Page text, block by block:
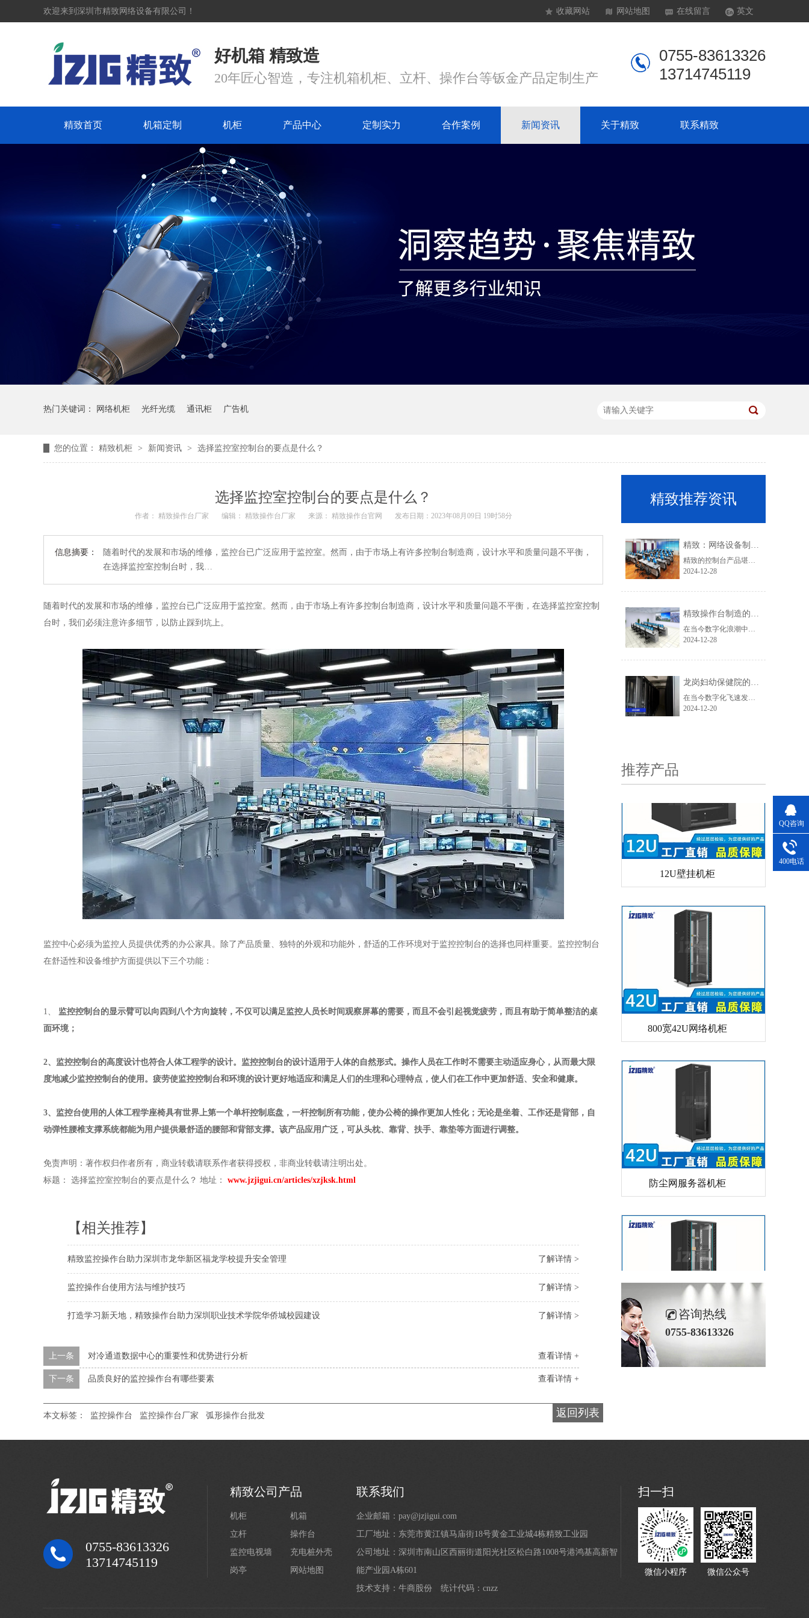
收藏网站 网站地图 在线留言 英文
欢迎来到深圳市精致网络设备有限公司！
好机箱 精致造
20年匠心智造，专注机箱机柜、立杆、操作台等钣金产品定制生产
0755-83613326
13714745119
精致首页 机箱定制 机柜 产品中心 定制实力 合作案例 新闻资讯 关于精致 联系精致
热门关键词： 网络机柜 光纤光缆 通讯柜 广告机
您的位置： 精致机柜 > 新闻资讯 > 选择监控室控制台的要点是什么？
选择监控室控制台的要点是什么？
作者： 精致操作台厂家 编辑： 精致操作台厂家 来源： 精致操作台官网 发布日期：2023年08月09日 19时58分
信息摘要：
随着时代的发展和市场的维修，监控台已广泛应用于监控室。然而，由于市场上有许多控制台制造商，设计水平和质量问题不平衡，
在选择监控室控制台时，我…
随着时代的发展和市场的维修，监控台已广泛应用于监控室。然而，由于市场上有许多控制台制造商，设计水平和质量问题不平衡，在选择监控室控制
台时，我们必须注意许多细节，以防止踩到坑上。
监控中心必须为监控人员提供优秀的办公家具。除了产品质量、独特的外观和功能外，舒适的工作环境对于监控控制台的选择也同样重要。监控控制台
在舒适性和设备维护方面提供以下三个功能：
1、 监控控制台的显示臂可以向四到八个方向旋转，不仅可以满足监控人员长时间观察屏幕的需要，而且不会引起视觉疲劳，而且有助于简单整洁的桌
面环境；
2、监控控制台的高度设计也符合人体工程学的设计。监控控制台的设计适用于人体的自然形式。操作人员在工作时不需要主动适应身心，从而最大限
度地减少监控控制台的使用。疲劳使监控控制台和环境的设计更好地适应和满足人们的生理和心理特点，使人们在工作中更加舒适、安全和健康。
3、监控台使用的人体工程学座椅具有世界上第一个单杆控制底盘，一杆控制所有功能，使办公椅的操作更加人性化；无论是坐着、工作还是背部，自
动弹性腰椎支撑系统都能为用户提供最舒适的腰部和背部支撑。该产品应用广泛，可从头枕、靠背、扶手、靠垫等方面进行调整。
免责声明：著作权归作者所有，商业转载请联系作者获得授权，非商业转载请注明出处。
标题： 选择监控室控制台的要点是什么？ 地址： www.jzjigui.cn/articles/xzjksk.html
【相关推荐】
精致监控操作台助力深圳市龙华新区福龙学校提升安全管理 了解详情 >
监控操作台使用方法与维护技巧 了解详情 >
打造学习新天地，精致操作台助力深圳职业技术学院华侨城校园建设 了解详情 >
查看详情 +
上一条 对冷通道数据中心的重要性和优势进行分析
查看详情 +
下一条 品质良好的监控操作台有哪些要素
返回列表
本文标签： 监控操作台 监控操作台厂家 弧形操作台批发
精致推荐资讯
精致：网络设备制造领域的璀璨之星
精致的控制台产品堪称一绝，它基于安全与实用的理念，巧妙融入现代科技元素和人体工程学原理，打造出集舒适、美观与强大功能于一体的优质产品。其环保高性能的选材，使其在航空、通讯、交通等众多关键领域的指挥中心得以广泛应用，并且凭借独特的设计优势成功获得国家专利，推出的一系列原创操作台款式满足了客户的个性化需求。
2024-12-28
精致操作台制造的卓越典范
在当今数字化浪潮中，网络设备的质量与性能至关重要。深圳市精致网络设备有限公司作为行业翘楚，凭借其精湛工艺和创新精神脱颖而出。
2024-12-28
龙岗妇幼保健院的 “制冷卫士”：精致冷通道
在当今数字化飞速发展的时代，网络设备的存储与管理至关重要，而一款优质的网络机柜则成为众多企业与机构的核心需求。此次出货的7035白色款网络机柜，以其独特的魅力与卓越的性能脱颖而出。
2024-12-20
推荐产品
视频门禁控制箱
6U挂墙式机柜
黑色27U网络机柜
咨询热线
0755-83613326
0755-83613326
13714745119
精致公司产品
机柜
机箱
立杆
操作台
监控电视墙
充电桩外壳
岗亭
网站地图
联系我们
企业邮箱：pay@jzjigui.com
工厂地址：东莞市黄江镇马庙街18号黄金工业城4栋精致工业园
公司地址：深圳市南山区西丽街道阳光社区松白路1008号港鸿基高新智
能产业园A栋601
技术支持： 牛商股份 统计代码：cnzz
扫一扫
微信小程序 微信公众号
QQ咨询
400电话